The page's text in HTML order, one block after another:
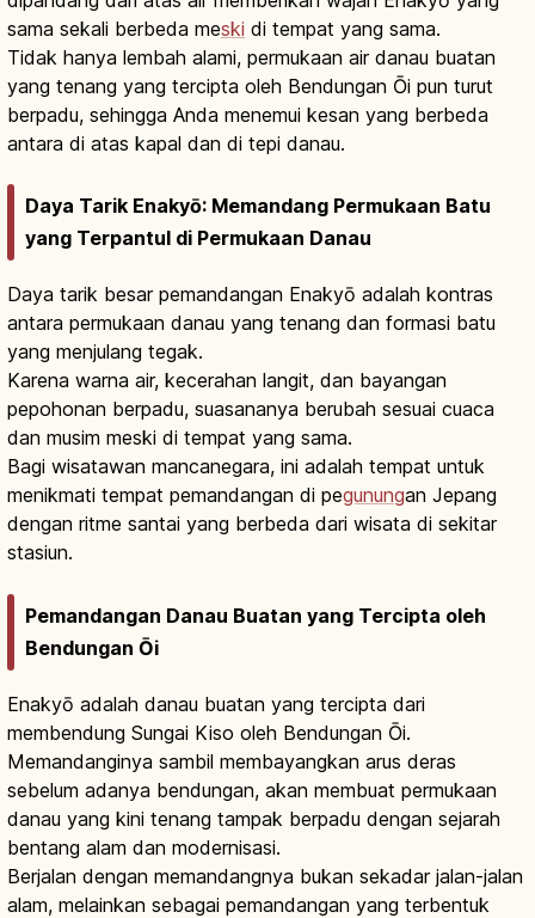
sama sekali berbeda meski di tempat yang sama.
Tidak hanya lembah alami, permukaan air danau buatan
yang tenang yang tercipta oleh Bendungan Ōi pun turut
berpadu, sehingga Anda menemui kesan yang berbeda
antara di atas kapal dan di tepi danau.
Daya Tarik Enakyō: Memandang Permukaan Batu
yang Terpantul di Permukaan Danau
Daya tarik besar pemandangan Enakyō adalah kontras
antara permukaan danau yang tenang dan formasi batu
yang menjulang tegak.
Karena warna air, kecerahan langit, dan bayangan
pepohonan berpadu, suasananya berubah sesuai cuaca
dan musim meski di tempat yang sama.
Bagi wisatawan mancanegara, ini adalah tempat untuk
menikmati tempat pemandangan di pegunungan Jepang
dengan ritme santai yang berbeda dari wisata di sekitar
stasiun.
Pemandangan Danau Buatan yang Tercipta oleh
Bendungan Ōi
Enakyō adalah danau buatan yang tercipta dari
membendung Sungai Kiso oleh Bendungan Ōi.
Memandanginya sambil membayangkan arus deras
sebelum adanya bendungan, akan membuat permukaan
danau yang kini tenang tampak berpadu dengan sejarah
bentang alam dan modernisasi.
Berjalan dengan memandangnya bukan sekadar jalan-jalan
alam, melainkan sebagai pemandangan yang terbentuk